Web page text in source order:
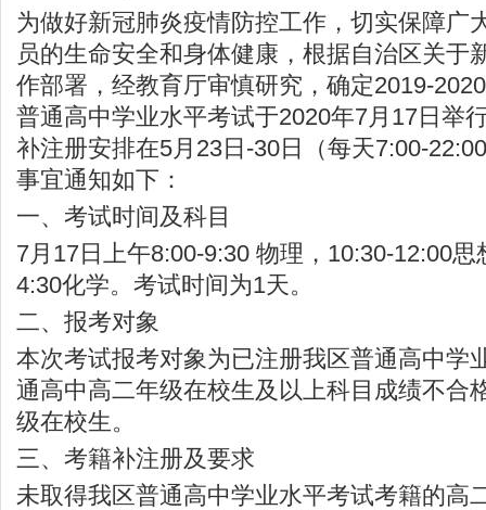
为做好新冠肺炎疫情防控工作，切实保障广
员的生命安全和身体健康，根据自治区关于
作部署，经教育厅审慎研究，确定2019-
普通高中学业水平考试于2020年7月17日举
补注册安排在5月23日-30日（每天7:00-
事宜通知如下：
一、考试时间及科目
7月17日上午8:00-9:30 物理，10:30-12:00思
4:30化学。考试时间为1天。
二、报考对象
本次考试报考对象为已注册我区普通高中学
通高中高二年级在校生及以上科目成绩不合
级在校生。
三、考籍补注册及要求
未取得我区普通高中学业水平考试考籍的高